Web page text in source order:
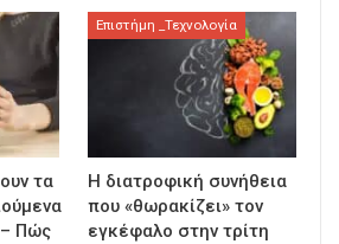
τα
– Πώς
Επιστήμη _Τεχνολογία
Η διατροφική συνήθεια
που «θωρακίζει» τον
εγκέφαλο στην τρίτη